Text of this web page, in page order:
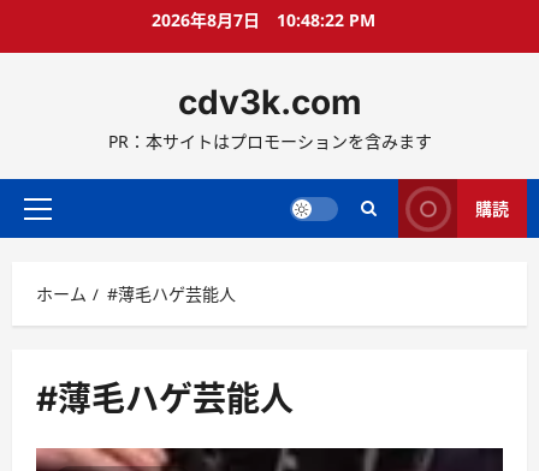
ス
ッ
2026年8月7日 10:48:23 PM
cdv3k.com
PR：本サイトはプロモーションを含みます
メ
メ
ニ
ー
購読
ホーム #薄毛ハゲ芸能人
#薄毛ハゲ芸能人